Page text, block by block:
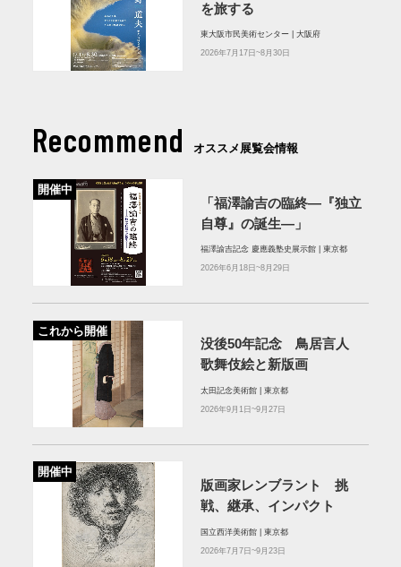
を旅する
東大阪市民美術センター | 大阪府
2026年7月17日~8月30日
Recommend オススメ展覧会情報
開催中
「福澤諭吉の臨終―『独立
自尊』の誕生―」
福澤諭吉記念 慶應義塾史展示館 | 東京都
2026年6月18日~8月29日
これから開催
没後50年記念 鳥居言人
歌舞伎絵と新版画
太田記念美術館 | 東京都
2026年9月1日~9月27日
開催中
版画家レンブラント 挑
戦、継承、インパクト
国立西洋美術館 | 東京都
2026年7月7日~9月23日